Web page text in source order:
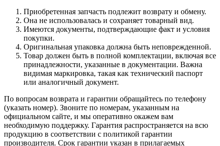
Приобретенная запчасть подлежит возврату и обмену.
Она не использовалась и сохраняет товарный вид.
Имеются документы, подтверждающие факт и условия
покупки.
Оригинальная упаковка должна быть неповрежденной.
Товар должен быть в полной комплектации, включая все
принадлежности, указанные в документации. Важна
видимая маркировка, такая как технический паспорт
или аналогичный документ.
По вопросам возврата и гарантии обращайтесь по телефону
(указать номер). Звоните по номерам, указанным на
официальном сайте, и мы оперативно окажем вам
необходимую поддержку. Гарантия распространяется на всю
продукцию в соответствии с политикой гарантии
производителя. Срок гарантии указан в прилагаемых